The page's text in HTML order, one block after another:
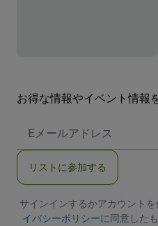
お得な情報やイベント情報
メ
ア
ス
リストに参加する
サインインするかアカウントを
イバシーポリシーに同意した